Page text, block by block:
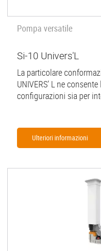
Pompa versatile
Si-10 Univers'L
La particolare
UNIVERS’ L ne
configurazioni sia per
Ulteriori informazioni